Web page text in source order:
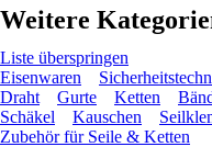
Weitere
Liste überspringen
Eisenwaren
Draht
Gurte Ketten
Schäkel
Kauschen
Zubehör für Seile & Ketten